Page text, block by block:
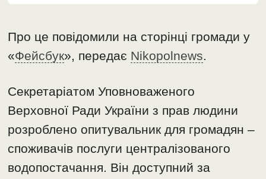
Про це повідомили на сторінці громади у
«Фейсбук», передає Nikopolnews.
Секретаріатом Уповноваженого
Верховної Ради України з прав людини
розроблено опитувальник для громадян –
споживачів послуги централізованого
водопостачання. Він доступний за